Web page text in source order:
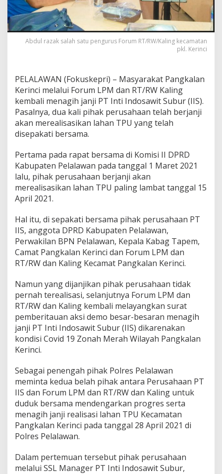
l
a
s
n
L
a
h
a
n
d
i
P
a
a
l
a
K
e
i
n
i
Abdul razak salah satu pengurus Forum RT/RW/Kaling kecamatan
pkl. Kerinci
PELALAWAN (Fokuskepri) – Masyarakat Pangkalan
Kerinci melalui Forum LPM dan RT/RW Kaling
kembali menagih janji PT Inti Indosawit Subur (IIS).
Pasalnya, dua kali pihak perusahaan telah berjanji
akan merealisasikan lahan TPU yang telah
disepakati bersama.
Pertama pada rapat bersama di Komisi II DPRD
Kabupaten Pelalawan pada tanggal 1 Maret 2021
lalu, pihak perusahaan berjanji akan
merealisasikan lahan TPU paling lambat tanggal 15
April 2021.
Hal itu, di sepakati bersama pihak perusahaan PT
IIS, anggota DPRD Kabupaten Pelalawan,
Perwakilan BPN Pelalawan, Kepala Kabag Tapem,
Camat Pangkalan Kerinci dan Forum LPM dan
RT/RW dan Kaling Kecamat Pangkalan Kerinci.
Namun yang dijanjikan pihak perusahaan tidak
pernah terealisasi, selanjutnya Forum LPM dan
RT/RW dan Kaling kembali melayangkan surat
pemberitauan aksi demo besar-besaran menagih
janji PT Inti Indosawit Subur (IIS) dikarenakan
kondisi Covid 19 Zonah Merah Wilayah Pangkalan
Kerinci.
Sebagai penengah pihak Polres Pelalawan
meminta kedua belah pihak antara Perusahaan PT
IIS dan Forum LPM dan RT/RW dan Kaling untuk
duduk bersama mendengarkan progres serta
menagih janji realisasi lahan TPU Kecamatan
Pangkalan Kerinci pada tanggal 28 April 2021 di
Polres Pelalawan.
Dalam pertemuan tersebut pihak perusahaan
melalui SSL Manager PT Inti Indosawit Subur,